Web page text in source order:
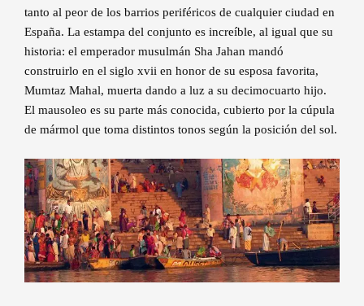
tanto al peor de los barrios periféricos de cualquier ciudad en
España. La estampa del conjunto es increíble, al igual que su
historia: el emperador musulmán Sha Jahan mandó
construirlo en el siglo xvii en honor de su esposa favorita,
Mumtaz Mahal, muerta dando a luz a su decimocuarto hijo.
El mausoleo es su parte más conocida, cubierto por la cúpula
de mármol que toma distintos tonos según la posición del sol.